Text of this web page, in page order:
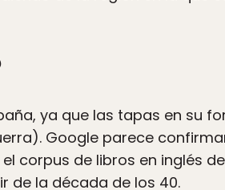
ya que las tapas en su
Google parece
corpus de libros en inglés
de la década de los 40.